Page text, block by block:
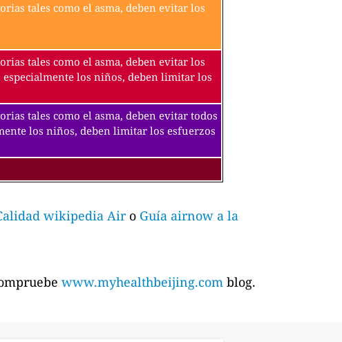
tales como el asma, deben evitar los
tales como el asma, deben evitar los
los niños, deben limitar los
tales como el asma, deben evitar todos
los niños, deben limitar los esfuerzos
wikipedia Air o Guía airnow a la
www.myhealthbeijing.com blog.